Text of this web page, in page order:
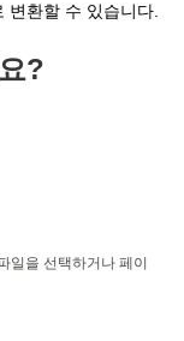
변환할 수 있습니다.
?
일을 선택하거나 페이